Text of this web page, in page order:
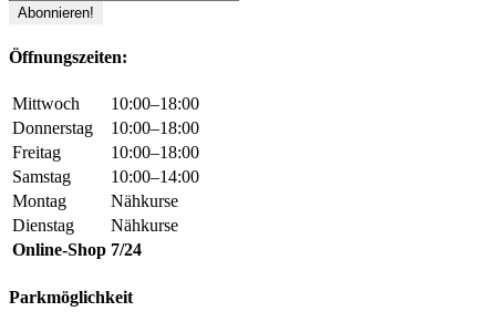
Öffnungszeiten:
Mittwoch
10:00–18:00
Donnerstag
10:00–18:00
Freitag
10:00–18:00
Samstag
10:00–14:00
Montag
Nähkurse
Dienstag
Nähkurse
Online-Shop 7/24
Parkmöglichkeit